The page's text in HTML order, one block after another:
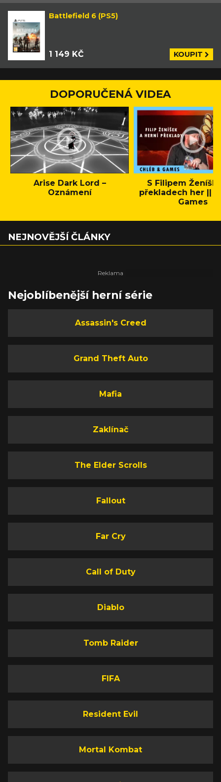
Battlefield 6 (PS5)
1 149 KČ KOUPIT
DOPORUČENÁ VIDEA
Arise Dark Lord –
Oznámení
S Filipem
překladech her ||
Games
NEJNOVĚJŠÍ ČLÁNKY
Nejoblíbenější herní série
Assassin's Creed
Grand Theft Auto
Mafia
Zaklínač
The Elder Scrolls
Fallout
Far Cry
Call of Duty
Diablo
Tomb Raider
FIFA
Resident Evil
Mortal Kombat